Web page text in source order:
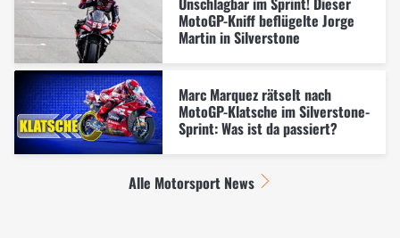
MotoGP-Kniff beflügelte Jorge
Martin in Silverstone
Marc Marquez rätselt nach
MotoGP-Klatsche im Silverstone-
Sprint: Was ist da passiert?
Alle Motorsport News